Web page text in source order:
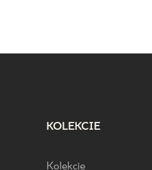
KOLEKCIE
Kolekcie